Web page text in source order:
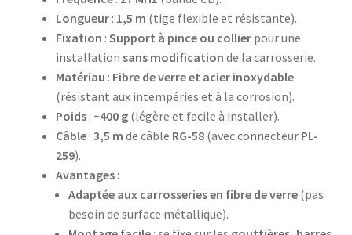
Longueur: 1,5 m (tige flexible et résistante).
Fixation : Support à pince ou collierpour une
installation sans modification de la carrosserie.
Matériau : Fibre de verre et acier inoxydable
(résistant aux intempéries et à la corrosion).
Poids: ~400 g(légère et facile à installer).
Câble: 3,5 m de câble RG-58(avec connecteur PL-
259).
Avantages:
Adaptée aux carrosseries en fibre de verre(pas
besoin de surface métallique).